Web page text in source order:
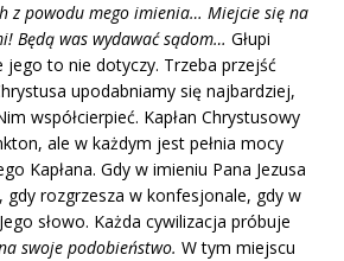
z powodu mego imienia… Miejcie się na
Będą was wydawać sądom… Głupi
jego to nie dotyczy. Trzeba przejść
upodabniamy się najbardziej,
współcierpieć. Kapłan Chrystusowy
ale w każdym jest pełnia mocy
Kapłana. Gdy w imieniu Pana Jezusa
gdy rozgrzesza w konfesjonale, gdy w
słowo. Każda cywilizacja próbuje
swoje podobieństwo. W tym miejscu